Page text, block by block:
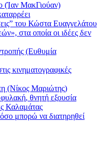
(Ίαν ΜακΓιούαν)
του Κώστα Ευαγγελάτου
στα οποία οι ιδέες δεν
(Ευθυμία
κινηματογραφικές
(Νίκος Μαριώτης)
θνητή εξουσία
Καλαμάτας
μπορώ να διατηρηθεί